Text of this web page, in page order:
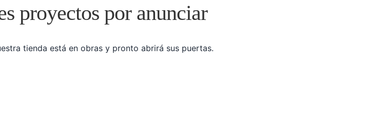
proyectos por anunciar
tienda está en obras y pronto abrirá sus puertas.